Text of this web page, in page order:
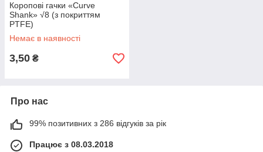
Коропові гачки «Curve
Shank» √8 (з покриттям
PTFE)
Немає в наявності
3,50 ₴
Про нас
99% позитивних з 286 відгуків за рік
Працює з 08.03.2018